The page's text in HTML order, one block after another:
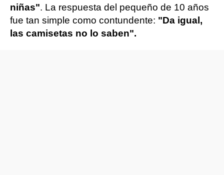
niñas". La respuesta del pequeño de 10 años
fue tan simple como contundente: "Da igual,
las camisetas no lo saben".